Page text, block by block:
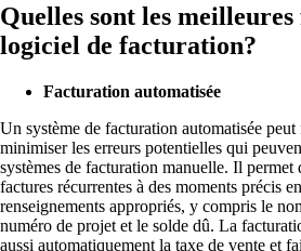
Quelles sont les meilleures
logiciel de facturation?
Facturation automatisée
Un système de facturation automatisée
minimiser les erreurs potentielles qui
systèmes de facturation manuelle. Il
factures récurrentes à des moments précis
renseignements appropriés, y compris le
numéro de projet et le solde dû. La
aussi automatiquement la taxe de vente et